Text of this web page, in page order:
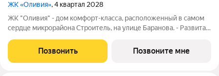
ЖК «Оливия», 4 квартал 2028
ЖК "Оливия" - дом комфорт-класса, расположенный в самом
сердце микрорайона Строитель, на улице Баранова. - Развитая
Матрица, остановки общественного транспорта, поликлиники
для взрослых и
Позвонить Позвоните мне